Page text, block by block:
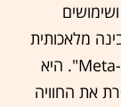
מלאכותית
נמצאת בליבה של כל מה שאנחנו עושים ב-Meta". היא
את החוויה